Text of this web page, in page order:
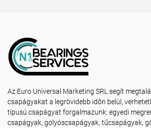
Az Euro Universal Marketing SRL segít
csapágyakat a legrövidebb időn belül,
típusú csapágyat forgalmazunk: egyedi
csapágyak, golyóscsapágyak, tűcsapágyak,